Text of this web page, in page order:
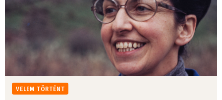
VELEM TÖRTÉNT